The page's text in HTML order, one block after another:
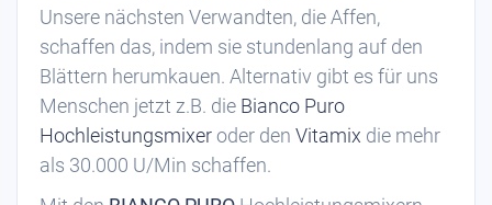
Unsere nächsten Verwandten, die Affen,
schaffen das, indem sie stundenlang auf den
Blättern herumkauen. Alternativ gibt es für uns
Menschen jetzt z.B. die Bianco Puro
Hochleistungsmixeroder den Vitamix die mehr
als 30.000 U/Min schaffen.